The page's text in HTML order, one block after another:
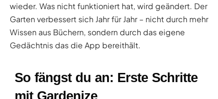
wieder. Was nicht funktioniert hat, wird geändert. Der
Garten verbessert sich Jahr für Jahr – nicht durch mehr
Wissen aus Büchern, sondern durch das eigene
Gedächtnis das die App bereithält.
So fängst du an: Erste Schritte
mit Gardenize